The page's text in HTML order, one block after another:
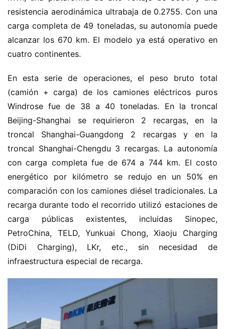
resistencia aerodinámica ultrabaja de 0.2755. Con una
carga completa de 49 toneladas, su autonomía puede
alcanzar los 670 km. El modelo ya está operativo en
cuatro continentes.
En esta serie de operaciones, el peso bruto total
(camión + carga) de los camiones eléctricos puros
Windrose fue de 38 a 40 toneladas. En la troncal
Beijing-Shanghai se requirieron 2 recargas, en la
troncal Shanghai-Guangdong 2 recargas y en la
troncal Shanghai-Chengdu 3 recargas. La autonomía
con carga completa fue de 674 a 744 km. El costo
energético por kilómetro se redujo en un 50% en
comparación con los camiones diésel tradicionales. La
recarga durante todo el recorrido utilizó estaciones de
carga públicas existentes, incluidas Sinopec,
PetroChina, TELD, Yunkuai Chong, Xiaoju Charging
(DiDi Charging), LKr, etc., sin necesidad de
infraestructura especial de recarga.